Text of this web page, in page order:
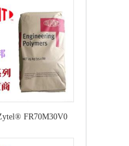
FR70M30V0